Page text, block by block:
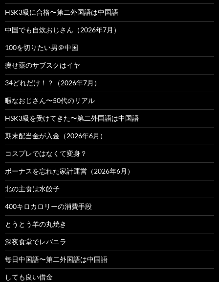
HSK3級に合格〜第二外国語は中国語
中国でも自炊おじさん（2026年7月）
100を切りたい男＠中国
痩せ薬のサブスクはイヤ
34どれだけ！？（2026年7月）
暇なおじさん〜50代のリアル
HSK3級を受けてきた〜第二外国語は中国語
期末配当金が入金（2026年6月）
コスプレではなくて変身？
ボーナスを忘れた家計運営（2026年6月）
北の主食は水餃子
400キロカロリーの消費手段
とうとう羊の丸焼き
深夜食堂でレバニラ
毎日中国語〜第二外国語は中国語
しても良い借金